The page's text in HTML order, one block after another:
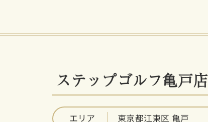
ステップゴルフ亀戸店
エリア 東京都江東区 亀戸